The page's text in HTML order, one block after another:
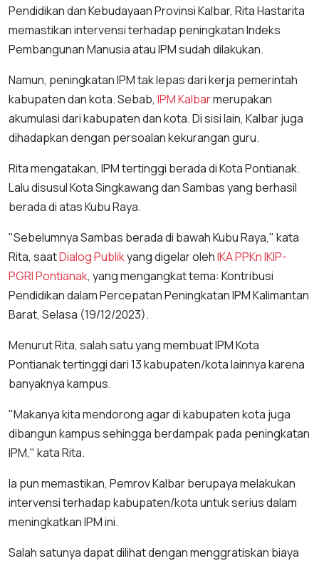
Pendidikan dan Kebudayaan Provinsi Kalbar, Rita Hastarita
memastikan intervensi terhadap peningkatan Indeks
Pembangunan Manusia atau IPM sudah dilakukan.
Namun, peningkatan IPM tak lepas dari kerja pemerintah
kabupaten dan kota. Sebab, IPM Kalbarmerupakan
akumulasi dari kabupaten dan kota. Di sisi lain, Kalbar juga
dihadapkan dengan persoalan kekurangan guru.
Rita mengatakan, IPM tertinggi berada di Kota Pontianak.
Lalu disusul Kota Singkawang dan Sambas yang berhasil
berada di atas Kubu Raya.
"Sebelumnya Sambas berada di bawah Kubu Raya," kata
Rita, saatDialog Publikyang digelar olehIKA PPKn IKIP-
PGRI Pontianak, yang mengangkat tema: Kontribusi
Pendidikan dalam Percepatan Peningkatan IPM Kalimantan
Barat, Selasa (19/12/2023).
Menurut Rita, salah satu yang membuat IPM Kota
Pontianak tertinggi dari 13 kabupaten/kota lainnya karena
banyaknya kampus.
"Makanya kita mendorong agar di kabupaten kota juga
dibangun kampus sehingga berdampak pada peningkatan
IPM," kata Rita.
Ia pun memastikan, Pemrov Kalbar berupaya melakukan
intervensi terhadap kabupaten/kota untuk serius dalam
meningkatkan IPM ini.
Salah satunya dapat dilihat dengan menggratiskan biaya